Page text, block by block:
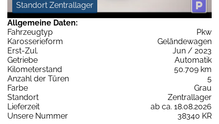
Standort Zentrallager
Allgemeine Daten:
Fahrzeugtyp
Pkw
Karosserieform
Geländewagen
Erst-Zul.
Jun / 2023
Getriebe
Automatik
Kilometerstand
50.709 km
Anzahl der Türen
5
Farbe
Grau
Standort
Zentrallager
Lieferzeit
ab ca. 18.08.2026
Unsere Nummer
38340 KR